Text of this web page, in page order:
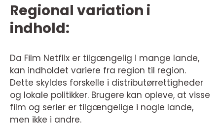
Regional variation i
indhold:
Da Film Netflix er tilgængelig i mange lande,
kan indholdet variere fra region til region.
Dette skyldes forskelle i distributørrettigheder
og lokale politikker. Brugere kan opleve, at visse
film og serier er tilgængelige i nogle lande,
men ikke i andre.